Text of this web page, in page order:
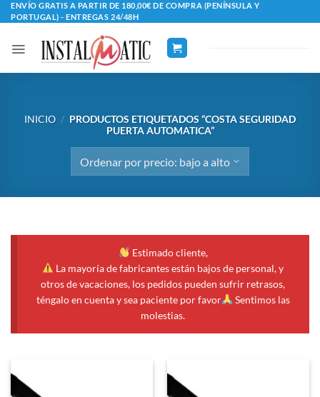
Saltar
al
contenido
ENVÍO GRATIS A PARTIR DE 180,00€ DE COMPRA (PENÍNSULA Y
PORTUGAL) - ENTREGAS 24/48H
INICIO / PRODUCTOS ETIQUETADOS “COSTA SEGURIDAD
PUERTA AUTOMATICA”
Estimado cliente,
La mayoría de fabricantes están bajos de personal, y
otros de vacaciones, los pedidos pueden sufrir retrasos,
téngalo en cuenta y sea paciente por favor
Sentimos las
molestias.